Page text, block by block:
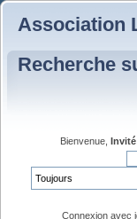
Association
Recherche
Bienvenue, Invité
Connexion avec